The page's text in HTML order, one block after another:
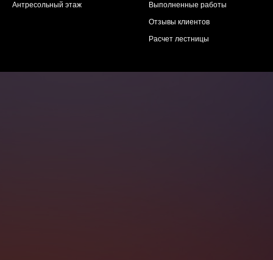
Антресольный этаж
Выполненные работы
Отзывы клиентов
Расчет лестницы